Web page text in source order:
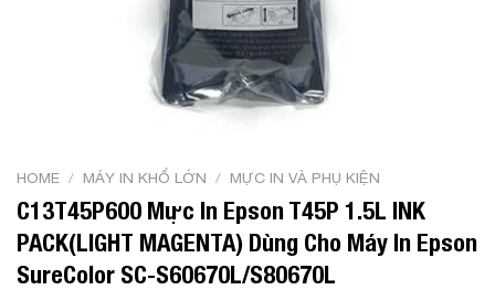
HOME / MÁY IN KHỔ LỚN / MỰC IN VÀ PHỤ KIỆN
C13T45P600 Mực In Epson T45P 1.5L INK
PACK(LIGHT MAGENTA) Dùng Cho Máy In Epson
SureColor SC-S60670L/S80670L